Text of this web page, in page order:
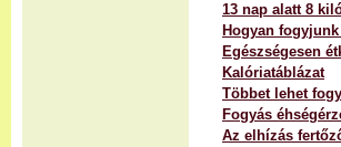
13 nap alatt 8
Hogyan
Egészségesen
Kalóriatáblázat
Többet lehet
Fogyás
Az elhízás